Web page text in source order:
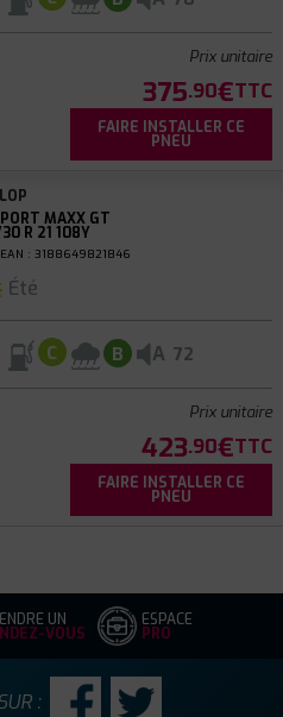
Prix unitaire
375.90€TTC
FAIRE INSTALLER CE
PNEU
MAXX GT
R 21 108Y
EAN : 3188649821846
Été
C B A 72
Prix unitaire
423.90€TTC
FAIRE INSTALLER CE
PNEU
UN
VOUS
ESPACE
PRO
: